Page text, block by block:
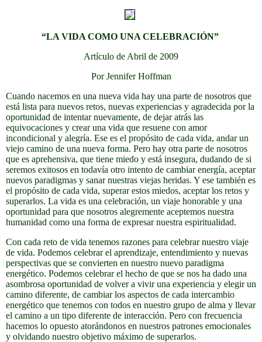
“LA VIDA COMO UNA CELEBRACIÓN”
Artículo de Abril de 2009
Por Jennifer Hoffman
Cuando nacemos en una nueva vida hay una parte de nosotros que
está lista para nuevos retos, nuevas experiencias y agradecida por la
oportunidad de intentar nuevamente, de dejar atrás las
equivocaciones y crear una vida que resuene con amor
incondicional y alegría. Ese es el propósito de cada vida, andar un
viejo camino de una nueva forma. Pero hay otra parte de nosotros
que es aprehensiva, que tiene miedo y está insegura, dudando de si
seremos exitosos en todavía otro intento de cambiar energía, aceptar
nuevos paradigmas y sanar nuestras viejas heridas. Y ese también es
el propósito de cada vida, superar estos miedos, aceptar los retos y
superarlos. La vida es una celebración, un viaje honorable y una
oportunidad para que nosotros alegremente aceptemos nuestra
humanidad como una forma de expresar nuestra espiritualidad.
Con cada reto de vida tenemos razones para celebrar nuestro viaje
de vida. Podemos celebrar el aprendizaje, entendimiento y nuevas
perspectivas que se convierten en nuestro nuevo paradigma
energético. Podemos celebrar el hecho de que se nos ha dado una
asombrosa oportunidad de volver a vivir una experiencia y elegir un
camino diferente, de cambiar los aspectos de cada intercambio
energético que tenemos con todos en nuestro grupo de alma y llevar
el camino a un tipo diferente de interacción. Pero con frecuencia
hacemos lo opuesto atorándonos en nuestros patrones emocionales
y olvidando nuestro objetivo máximo de superarlos.